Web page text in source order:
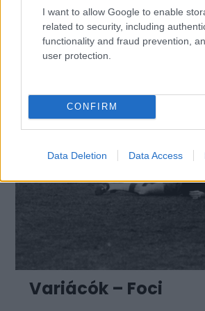
I want to allow Google to enable
related to security, including
functionality and fraud prevention,
user protection.
CONFIRM
Data Deletion Data Access
Variácók – Foci